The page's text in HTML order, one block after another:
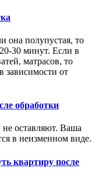
она полупустая, то
30 минут. Если в
матрасов, то
зависимости от
обработки
не оставляют. Ваша
в неизменном виде.
квартиру после